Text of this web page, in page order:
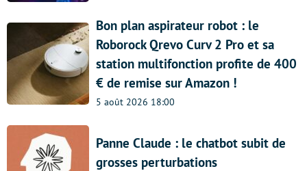
Bon plan aspirateur robot : le
Roborock Qrevo Curv 2 Pro et sa
station multifonction profite de 400
€ de remise sur Amazon !
5 août 2026 18:00
Panne Claude : le chatbot subit de
grosses perturbations